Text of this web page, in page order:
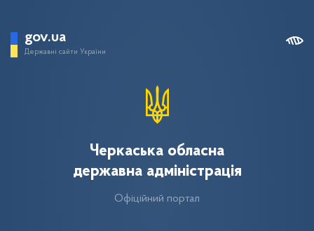
gov.ua
Державні сайти України
Черкаська обласна
державна адміністрація
Офіційний портал